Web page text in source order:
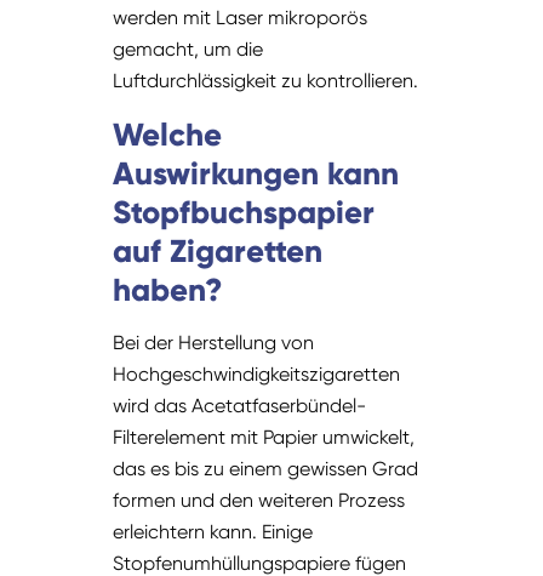
werden mit Laser mikroporös
gemacht, um die
Luftdurchlässigkeit zu kontrollieren.
Welche
Auswirkungen kann
Stopfbuchspapier
auf Zigaretten
haben?
Bei der Herstellung von
Hochgeschwindigkeitszigaretten
wird das Acetatfaserbündel-
Filterelement mit Papier umwickelt,
das es bis zu einem gewissen Grad
formen und den weiteren Prozess
erleichtern kann. Einige
Stopfenumhüllungspapiere fügen